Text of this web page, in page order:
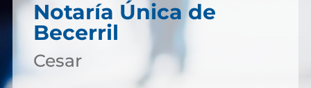
Notaría Única de
Becerril
Cesar